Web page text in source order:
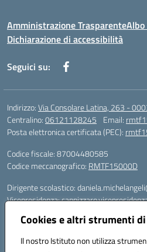
Cookies e altri strumenti
Il nostro Istituto non utilizza
Amministrazione Trasparente
Dichiarazione di accessibilità
Seguici su:
Indirizzo:Via Consolare Latina, 263 -
Centralino:06121128245 Email:
Posta elettronica certificata (PEC):
Codice fiscale: 87004480585
Codice meccanografico: RMTF15000D
Dirigente scolastico:
Vicepresidenza:
Supporto piattaforme DDI (creazione